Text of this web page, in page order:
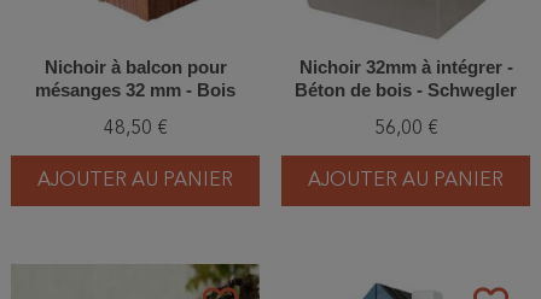
Nichoir à balcon pour
mésanges 32 mm - Bois
48,50 €
AJOUTER AU PANIER
Nichoir 32mm à intégrer -
Béton de bois - Schwegler
56,00 €
AJOUTER AU PANIER